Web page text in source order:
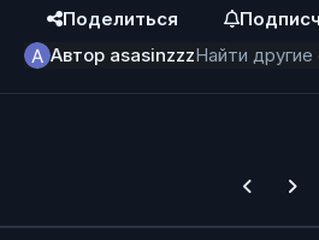
Поделиться
Автор asasinzzzНайти
PreviousNext